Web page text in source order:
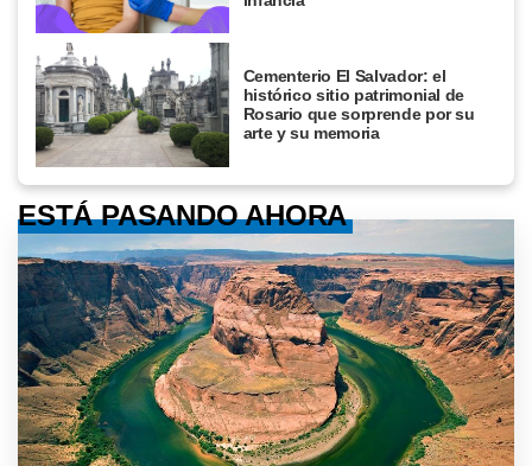
Cementerio El Salvador: el
histórico sitio patrimonial de
Rosario que sorprende por su
arte y su memoria
ESTÁ PASANDO AHORA